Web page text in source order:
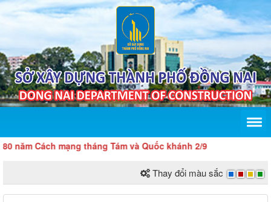
Cách mạng tháng Tám và Quốc khánh 2/9
Thay đổi màu sắc